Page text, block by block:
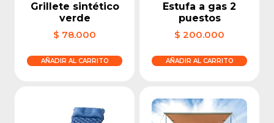
Grillete sintético
verde
$ 78.000
AÑADIR AL CARRITO
Estufa a gas 2
puestos
$ 200.000
AÑADIR AL CARRITO